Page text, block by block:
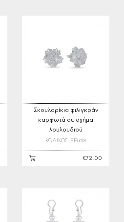
Σκουλαρίκια φιλιγκράν
καρφωτά σε σχήμα
λουλουδιού
ΚΩΔΙΚΟΣ: EF0018
€72,00